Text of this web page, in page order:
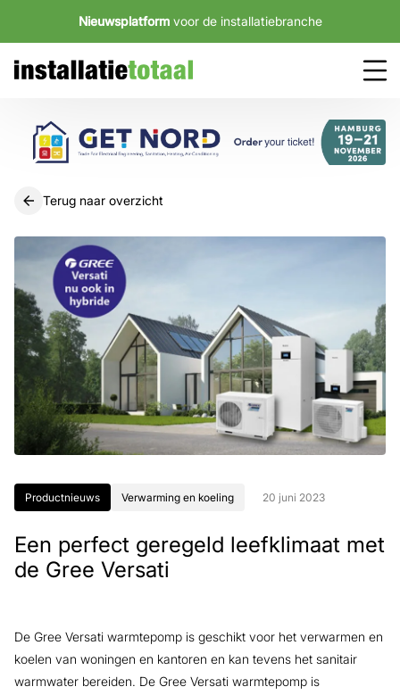
Nieuwsplatform voor de installatiebranche
Terug naar overzicht
Productnieuws Verwarming en koeling 20 juni 2023
Een perfect geregeld leefklimaat met
de Gree Versati
De Gree Versati warmtepomp is geschikt voor het verwarmen en
koelen van woningen en kantoren en kan tevens het sanitair
warmwater bereiden. De Gree Versati warmtepomp is